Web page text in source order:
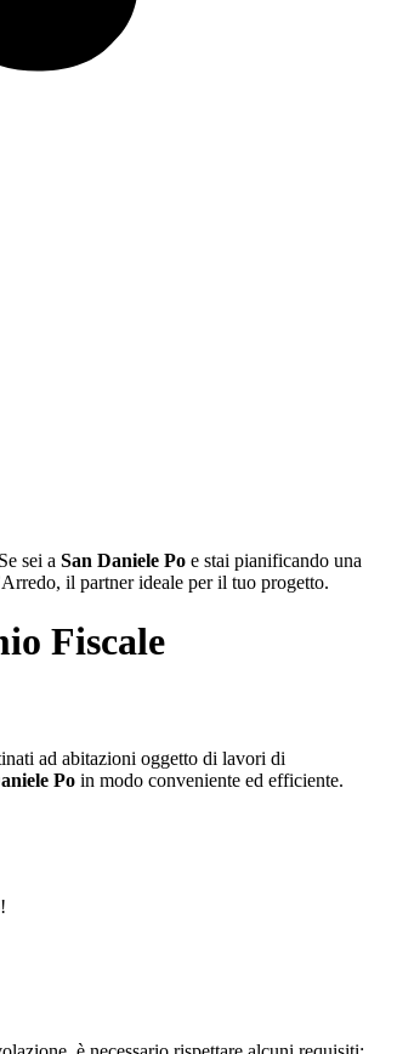
sei a San Daniele Po e stai pianificando una
il partner ideale per il tuo progetto.
Fiscale
ad abitazioni oggetto di lavori di
Po in modo conveniente ed efficiente.
!